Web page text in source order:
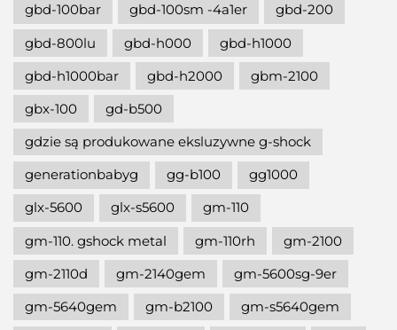
gbd-100bar
gbd-100sm -4a1er
gbd-200
gbd-800lu
gbd-h000
gbd-h1000
gbd-h1000bar
gbd-h2000
gbm-2100
gbx-100
gd-b500
gdzie są produkowane eksluzywne g-shock
generationbabyg
gg-b100
gg1000
glx-5600
glx-s5600
gm-110
gm-110. gshock metal
gm-110rh
gm-2100
gm-2110d
gm-2140gem
gm-5600sg-9er
gm-5640gem
gm-b2100
gm-s5640gem